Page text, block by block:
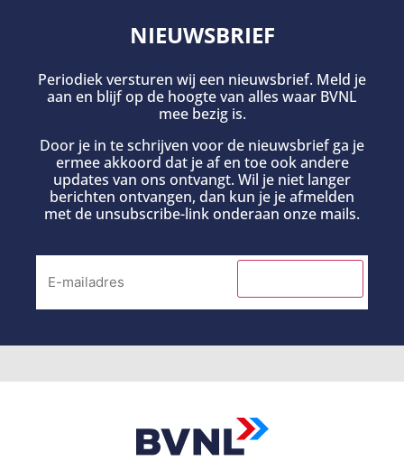
NIEUWSBRIEF
Periodiek versturen wij een nieuwsbrief. Meld je
aan en blijf op de hoogte van alles waar BVNL
mee bezig is.
Door je in te schrijven voor de nieuwsbrief ga je
ermee akkoord dat je af en toe ook andere
updates van ons ontvangt. Wil je niet langer
berichten ontvangen, dan kun je je afmelden
met de unsubscribe-link onderaan onze mails.